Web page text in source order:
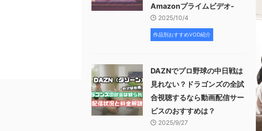
Amazonプライムビデオ-
2025/10/4
作品別おすすめVOD紹介
DAZNでプロ野球の中日戦は
見れない？ドラゴンズの全試
合視聴するなら動画配信サー
ビスのおすすめは？
2025/9/27